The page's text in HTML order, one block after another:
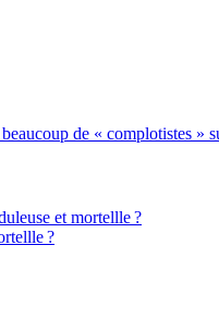
de « complotistes »
et mortellle ?
?